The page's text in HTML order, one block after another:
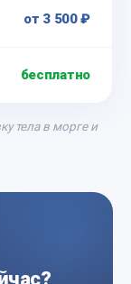
от 3 500 ₽
бесплатно
тела в морге и